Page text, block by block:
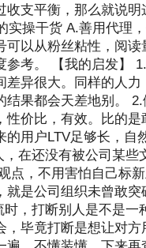
收支平衡，那么就说明
实操干货 A.善用代理
可以从粉丝粘性，阅读
参考。 【我的启发】
差异很大。同样的人力
结果都会天差地别。
性价比，有效。比的是
用户LTV足够长，自
，在还没有被公司某些
点，不用害怕自己标新
就是公司组织未曾敢突
时，打断别人是不是一
，毕竟打断是想让对方